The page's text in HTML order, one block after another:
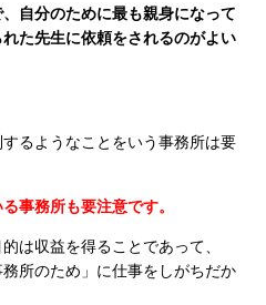
自分のために最も親身になって
た先生に依頼をされるのがよい
るようなことをいう事務所は要
事務所も要注意です。
は収益を得ることであって、
務所のため」に仕事をしがちだか